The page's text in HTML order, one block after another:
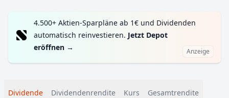
4.500+ Aktien-Sparpläne ab 1€ und Dividenden
automatisch reinvestieren. Jetzt Depot
eröffnen → Anzeige
Dividende Dividendenrendite Kurs Gesamtrendite